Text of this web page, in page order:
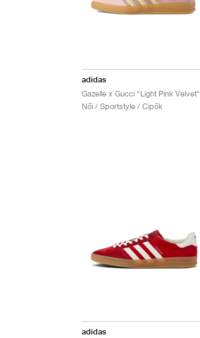
adidas
Gazelle x Gucci "Light Pink Velvet"
Női / Sportstyle / Cipők
adidas